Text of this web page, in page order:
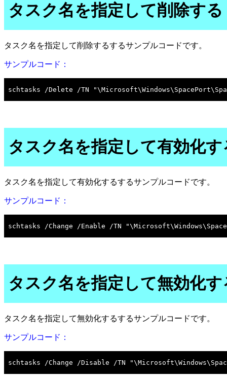
タスク名を指定して削除する
タスク名を指定して削除するするサンプルコードです。
サンプルコード：
タスク名を指定して有効化す
タスク名を指定して有効化するするサンプルコードです。
サンプルコード：
タスク名を指定して無効化す
タスク名を指定して無効化するするサンプルコードです。
サンプルコード：